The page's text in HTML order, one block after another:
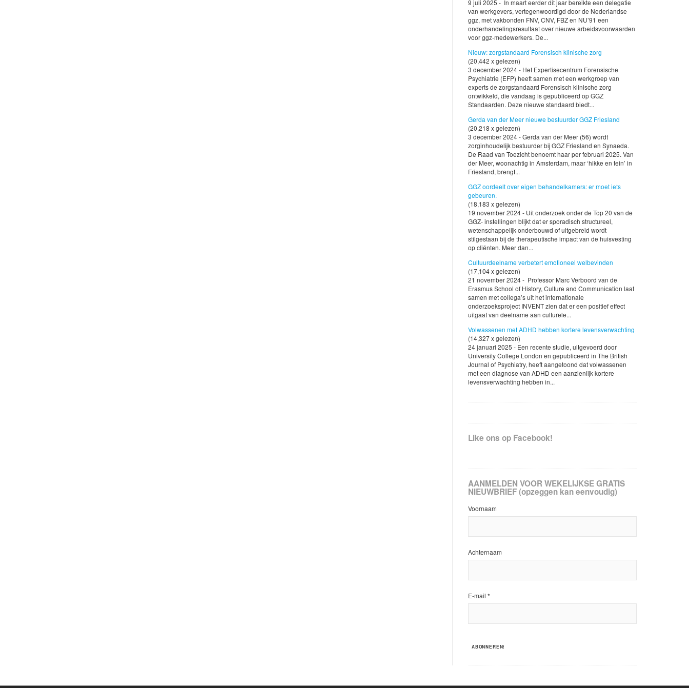
9 juli 2025 - In maart eerder dit jaar bereikte een delegatie
van werkgevers, vertegenwoordigd door de Nederlandse
ggz, met vakbonden FNV, CNV, FBZ en NU’91 een
onderhandelingsresultaat over nieuwe arbeidsvoorwaarden
voor ggz-medewerkers. De...
Nieuw: zorgstandaard Forensisch klinische zorg
(20,442 x gelezen)
3 december 2024 - Het Expertisecentrum Forensische
Psychiatrie (EFP) heeft samen met een werkgroep van
experts de zorgstandaard Forensisch klinische zorg
ontwikkeld, die vandaag is gepubliceerd op GGZ
Standaarden. Deze nieuwe standaard biedt...
Gerda van der Meer nieuwe bestuurder GGZ Friesland
(20,218 x gelezen)
3 december 2024 - Gerda van der Meer (56) wordt
zorginhoudelijk bestuurder bij GGZ Friesland en Synaeda.
De Raad van Toezicht benoemt haar per februari 2025. Van
der Meer, woonachtig in Amsterdam, maar ‘hikke en tein’ in
Friesland, brengt...
GGZ oordeelt over eigen behandelkamers: er moet iets
gebeuren.
(18,183 x gelezen)
19 november 2024 - Uit onderzoek onder de Top 20 van de
GGZ- instellingen blijkt dat er sporadisch structureel,
wetenschappelijk onderbouwd of uitgebreid wordt
stilgestaan bij de therapeutische impact van de huisvesting
op cliënten. Meer dan...
Cultuurdeelname verbetert emotioneel welbevinden
(17,104 x gelezen)
21 november 2024 - Professor Marc Verboord van de
Erasmus School of History, Culture and Communication laat
samen met collega’s uit het internationale
onderzoeksproject INVENT zien dat er een positief effect
uitgaat van deelname aan culturele...
Volwassenen met ADHD hebben kortere levensverwachting
(14,327 x gelezen)
24 januari 2025 - Een recente studie, uitgevoerd door
University College London en gepubliceerd in The British
Journal of Psychiatry, heeft aangetoond dat volwassenen
met een diagnose van ADHD een aanzienlijk kortere
levensverwachting hebben in...
Like ons op Facebook!
AANMELDEN VOOR WEKELIJKSE GRATIS
NIEUWBRIEF (opzeggen kan eenvoudig)
Voornaam
Achternaam
E-mail *